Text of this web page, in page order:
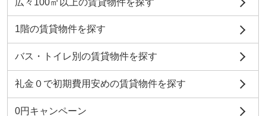
1階の賃貸物件を探す
バス・トイレ別の賃貸物件を探す
礼金０で初期費用安めの賃貸物件を探す
0円キャンペーン